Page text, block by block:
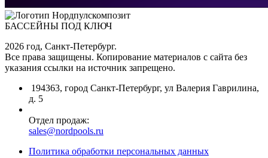
БАССЕЙНЫ ПОД КЛЮЧ
2026 год, Санкт-Петербург.
Все права защищены. Копирование материалов с сайта без
указания ссылки на источник запрещено.
194363, город Санкт-Петербург, ул Валерия Гаврилина,
д. 5
Отдел продаж:
sales@nordpools.ru
Политика обработки персональных данных